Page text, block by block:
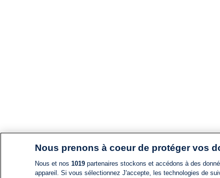
Nous prenons à coeur de protéger vos
Nous et nos 1019partenaires stockons et accédons à des
appareil. Si vous sélectionnez J'accepte, les technologies de